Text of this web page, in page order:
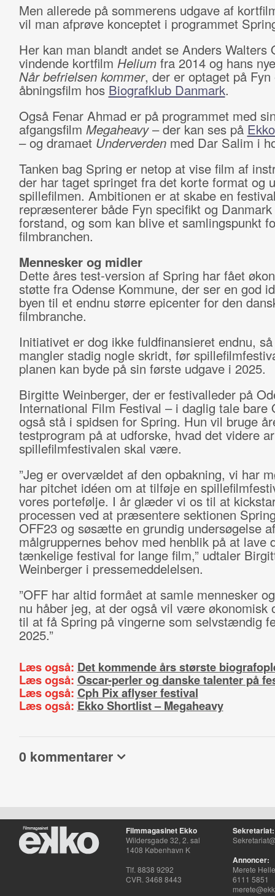
Men allerede på sommerens udgave af
vil man afprøve konceptet i programmet
Her kan man blandt andet se Anders Walters
vindende kortfilm Heliumfra 2014 og hans
Når befrielsen kommer, der er optaget på Fyn
åbningsfilm hos Biografklub Danmark.
Også Fenar Ahmad er på programmet med
afgangsfilm Megaheavy– der kan ses på
– og dramaet Underverdenmed Dar Salim i
Tanken bag Spring er netop at vise film af
der har taget springet fra det korte format og
spillefilmen. Ambitionen er at skabe en
repræsenterer både Fyn specifikt og
forstand, og som kan blive et samlingspunkt
filmbranchen.
Mennesker og midler
Dette åres test-version af Spring har fået
støtte fra Odense Kommune, der ser en god
byen til et endnu større epicenter for den
filmbranche.
Initiativet er dog ikke fuldfinansieret endnu,
mangler stadig nogle skridt, før
planen kan byde på sin første udgave i 2025.
Birgitte Weinberger, der er festivalleder på
International Film Festival – i daglig tale bare
også stå i spidsen for Spring. Hun vil bruge
testprogram på at udforske, hvad det videre
spillefilmfestivalen skal være.
”Jeg er overvældet af den opbakning, vi har
har pitchet idéen om at tilføje en
vores portefølje. I år glæder vi os til at
processen ved at præsentere sektionen
OFF23 og søsætte en grundig undersøgelse af
målgruppernes behov med henblik på at lave
tænkelige festival for lange film,” udtaler
Weinberger i pressemeddelelsen.
”OFF har altid formået at samle mennesker
nu håber jeg, at der også vil være økonomisk
til at få Spring på vingerne som selvstændig
2025.”
Læs også: Det kommende års største
Læs også: Oscar-perler og danske talenter på
Læs også: Cph Pix aflyser festival
Læs også: Ekko Shortlist – Megaheavy
0 kommentarer
Filmmagasinet Ekko
Wildersgade 32, 2. sal
1408 København K
Tlf. 8838 9292
CVR. 3468 8443
Sekretariat:
Annoncer:
Merete
6111 5851